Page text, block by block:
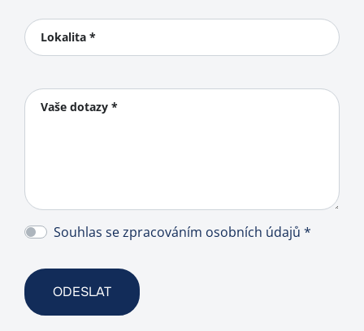
Lokalita *
Vaše dotazy *
Souhlas se zpracováním osobních údajů *